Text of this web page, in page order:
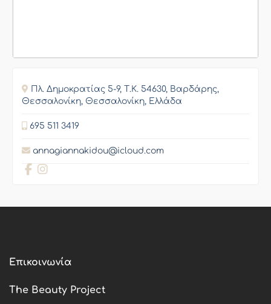
Πλ. Δημοκρατίας 5-9, Τ.Κ. 54630, Βαρδάρης,
Θεσσαλονίκη, Θεσσαλονίκη, Ελλάδα
695 511 3419
annagiannakidou@icloud.com
Επικοινωνία
The Beauty Project